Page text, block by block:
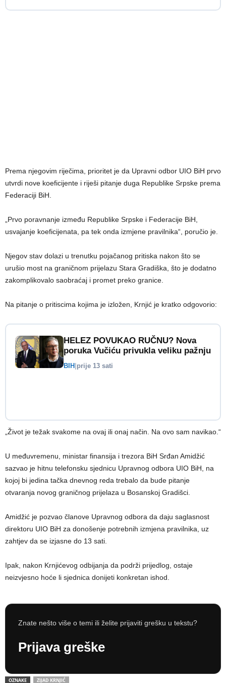
Prema njegovim riječima, prioritet je da Upravni odbor UIO BiH prvo
utvrdi nove koeficijente i riješi pitanje duga Republike Srpske prema
Federaciji BiH.
„Prvo poravnanje između Republike Srpske i Federacije BiH,
usvajanje koeficijenata, pa tek onda izmjene pravilnika“, poručio je.
Njegov stav dolazi u trenutku pojačanog pritiska nakon što se
urušio most na graničnom prijelazu Stara Gradiška, što je dodatno
zakomplikovalo saobraćaj i promet preko granice.
Na pitanje o pritiscima kojima je izložen, Krnjić je kratko odgovorio:
HELEZ POVUKAO RUČNU? Nova
poruka Vučiću privukla veliku pažnju
BIH prije 13 sati
„Život je težak svakome na ovaj ili onaj način. Na ovo sam navikao.“
U međuvremenu, ministar finansija i trezora BiH Srđan Amidžić
sazvao je hitnu telefonsku sjednicu Upravnog odbora UIO BiH, na
kojoj bi jedina tačka dnevnog reda trebalo da bude pitanje
otvaranja novog graničnog prijelaza u Bosanskoj Gradišci.
Amidžić je pozvao članove Upravnog odbora da daju saglasnost
direktoru UIO BiH za donošenje potrebnih izmjena pravilnika, uz
zahtjev da se izjasne do 13 sati.
Ipak, nakon Krnjićevog odbijanja da podrži prijedlog, ostaje
neizvjesno hoće li sjednica donijeti konkretan ishod.
Znate nešto više o temi ili želite prijaviti grešku u tekstu?
Prijava greške
OZNAKE ZIJAD KRNJIĆ